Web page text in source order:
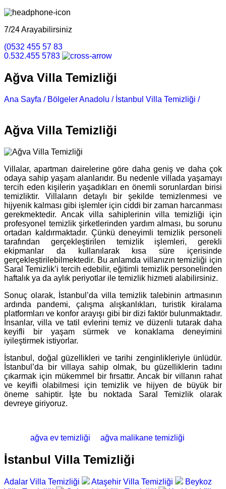
7/24 Arayabilirsiniz
(0532 455 57 83
0.532.455 5783
Ağva Villa Temizliği
Ana Sayfa / Bölgeler Anadolu / İstanbul Villa Temizliği /
Ağva Villa Temizliği
Villalar, apartman dairelerine göre daha geniş ve daha çok
odaya sahip yaşam alanlarıdır. Bu nedenle villada yaşamayı
tercih eden kişilerin yaşadıkları en önemli sorunlardan birisi
temizliktir. Villaların detaylı bir şekilde temizlenmesi ve
hijyenik kalması gibi işlemler için ciddi bir zaman harcanması
gerekmektedir. Ancak villa sahiplerinin villa temizliği için
profesyonel temizlik şirketlerinden yardım alması, bu sorunu
ortadan kaldırmaktadır. Çünkü deneyimli temizlik personeli
tarafından gerçekleştirilen temizlik işlemleri, gerekli
ekipmanlar da kullanılarak kısa süre içerisinde
gerçekleştirilebilmektedir. Bu anlamda villanızın temizliği için
Saral Temizlik’i tercih edebilir, eğitimli temizlik personelinden
haftalık ya da aylık periyotlar ile temizlik hizmeti alabilirsiniz.
Sonuç olarak, İstanbul’da villa temizlik talebinin artmasının
ardında pandemi, çalışma alışkanlıkları, turistik kiralama
platformları ve konfor arayışı gibi bir dizi faktör bulunmaktadır.
İnsanlar, villa ve tatil evlerini temiz ve düzenli tutarak daha
keyifli bir yaşam sürmek ve konaklama deneyimini
iyileştirmek istiyorlar.
İstanbul, doğal güzellikleri ve tarihi zenginlikleriyle ünlüdür.
İstanbul’da bir villaya sahip olmak, bu güzelliklerin tadını
çıkarmak için mükemmel bir fırsattır. Ancak bir villanın rahat
ve keyifli olabilmesi için temizlik ve hijyen de büyük bir
öneme sahiptir. İşte bu noktada Saral Temizlik olarak
devreye giriyoruz.
ağva ev temizliği ağva malikane temizliği
İstanbul Villa Temizliği
Adalar Villa Temizliği Ataşehir Villa Temizliği
Beykoz